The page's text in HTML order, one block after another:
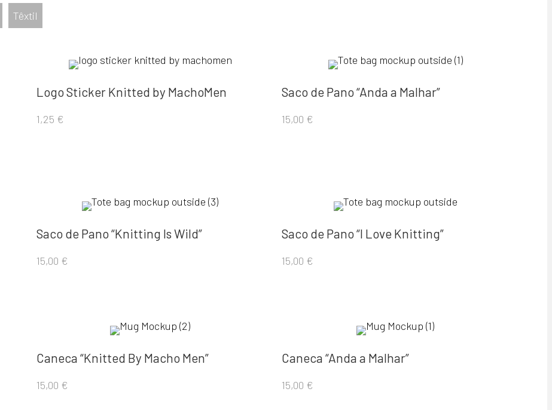
Têxtil
Logo Sticker Knitted by MachoMen
1,25 €
Saco de Pano “Anda a Malhar”
15,00 €
Saco de Pano “Knitting Is Wild”
15,00 €
Saco de Pano “I Love Knitting”
15,00 €
Caneca “Knitted By Macho Men”
15,00 €
Caneca “Anda a Malhar”
15,00 €